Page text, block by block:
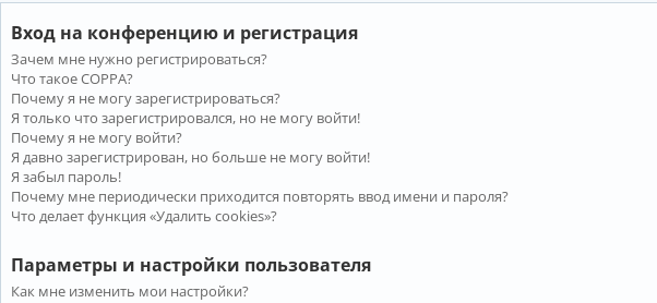
Вход на конференцию и регистрация
Зачем мне нужно регистрироваться?
Что такое COPPA?
Почему я не могу зарегистрироваться?
Я только что зарегистрировался, но не могу войти!
Почему я не могу войти?
Я давно зарегистрирован, но больше не могу войти!
Я забыл пароль!
Почему мне периодически приходится повторять ввод имени и пароля?
Что делает функция «Удалить cookies»?
Параметры и настройки пользователя
Как мне изменить мои настройки?